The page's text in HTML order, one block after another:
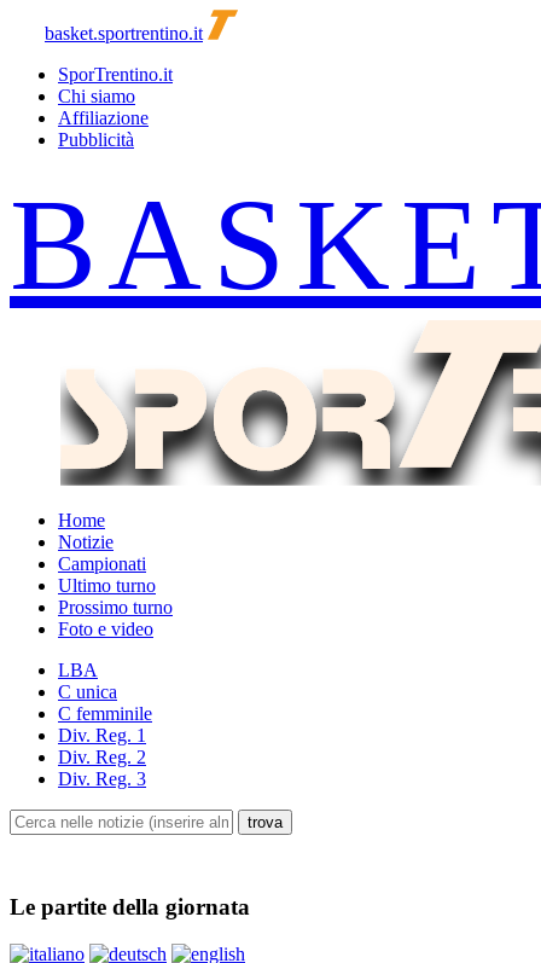
basket.sportrentino.it
SporTrentino.it
Chi siamo
Affiliazione
Pubblicità
Home
Notizie
Campionati
Ultimo turno
Prossimo turno
Foto e video
LBA
C unica
C femminile
Div. Reg. 1
Div. Reg. 2
Div. Reg. 3
Le partite della giornata